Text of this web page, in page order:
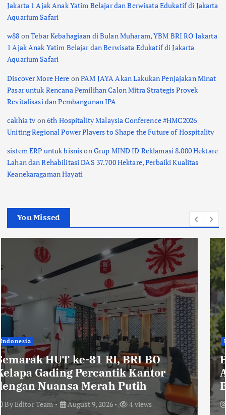
Jakarta 1 Ajak Anak Yatim Belajar dan Berwisata Edukatif di Jakarta
Aquarium Safari
w88 onTebar Kebahagiaan di Bulan Muharam, YBM BRI RO Jakarta
1 Ajak Anak Yatim Belajar dan Berwisata Edukatif di Jakarta
Aquarium Safari
Discover More Here onPAM JAYA Akan Lakukan Penjajakan Minat
Pasar untuk Rencana Pemilihan Calon Mitra Strategis Proyek
Revitalisasi dan Pembangunan IPA
cakhia tv on6th Hospitality Malaysia Conference #HMC2026
Uniting Regional Power Players to Shape the Future of Hospitality
sistem ERP untuk bisnisonGrup MIND ID Reklamasi 8.000 Hektare
Lahan dan Rehabilitasi DAS 37.700 Hektare, Perbaiki Kualitas
Keanekaragaman Hayati
You Missed
Indonesia
Bitcoin Rebound dari Tekanan
Akhir Juli, US$66.500 Jadi Ujian
Berikutnya
ByEditor Team August 9, 2026 7 views